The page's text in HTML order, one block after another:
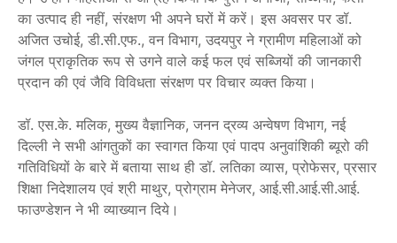
का उत्पाद ही नहीं, संरक्षण भी अपने घरों में करें। इस अवसर पर डॉ.
अजित उचोई, डी.सी.एफ., वन विभाग, उदयपुर ने ग्रामीण महिलाओं को
जंगल प्राकृतिक रूप से उगने वाले कई फल एवं सब्जियों की जानकारी
प्रदान की एवं जैवि विविधता संरक्षण पर विचार व्यक्त किया।
डॉ. एस.के. मलिक, मुख्य वैज्ञानिक, जनन द्रव्य अन्वेषण विभाग, नई
दिल्ली ने सभी आंगतुकों का स्वागत किया एवं पादप अनुवांशिकी ब्यूरो की
गतिविधियों के बारे में बताया साथ ही डॉ. लतिका व्यास, प्रोफेसर, प्रसार
शिक्षा निदेशालय एवं श्री माथुर, प्रोग्राम मेनेजर, आई.सी.आई.सी.आई.
फाउण्डेशन ने भी व्याख्यान दिये।